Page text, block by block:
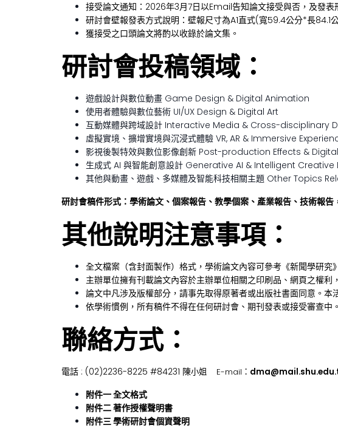
接受論文通知：2026年3月7日以Email告知論文接受與否，及發
研討會壁報發表方式說明：壁報尺寸為A1直式(寬59.4公分*長84.1
獲接受之口頭論文將酌以收錄於論文集。
研討會投稿領域：
遊戲設計與數位動畫 Game Design & Digital Animation
使用者體驗與數位藝術 UI/UX Design & Digital Art
互動媒體與跨域設計 Interactive Media & Cross-disciplinary
虛擬實境、擴增實境與沉浸式體驗 VR, AR & Immersive
影視後製特效與數位影像創新 Post-production Effects &
生成式 AI 與智能創意設計 Generative AI & Intelligent Creative
其他與動畫、遊戲、多媒體及智能科技相關主題 Other
研討會稿件形式： 學術論文、個案報告、教學個案、產業報告、技術報告
其他說明注意事項：
全文檔案（含封面製作）格式，學術論文內容可參考《新聞學研
主辦單位擁有刊載論文內容於主辦單位相關之印刷品、網頁之權利
論文中凡涉及版權部分，請事先取得原著者或出版社書面同意。本
依學術慣例，所有稿件不得在任何研討會、期刊發表或接受審查中。
聯絡方式：
電話 : (02)2236-8225 #84231 陳小姐 E-mail：
附件一 全文格式
附件二 著作授權聲明書
附件三 學術研討會個資聲明